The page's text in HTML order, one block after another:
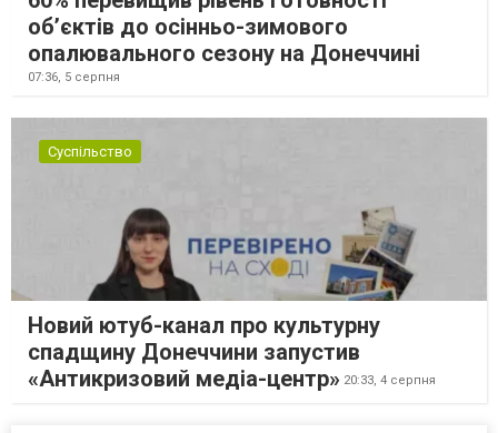
об’єктів до осінньо-зимового
опалювального сезону на Донеччині
07:36, 5 серпня
Суспільство
Новий ютуб-канал про культурну
спадщину Донеччини запустив
«Антикризовий медіа-центр» 20:33, 4 серпня